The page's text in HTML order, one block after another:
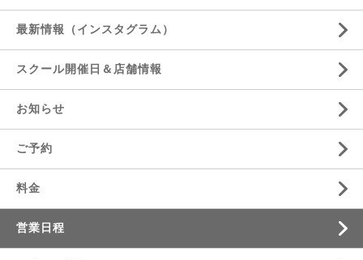
最新情報（インスタグラム）
スクール開催日＆店舗情報
お知らせ
ご予約
料金
営業日程